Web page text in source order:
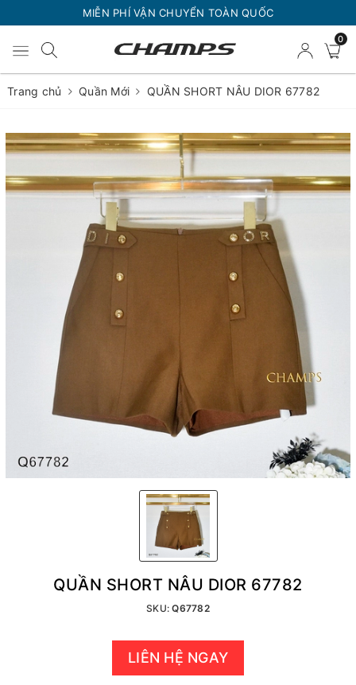
MIỄN PHÍ VẬN CHUYỂN TOÀN QUỐC
0
Trang chủ Quần Mới QUẦN SHORT NÂU DIOR 67782
QUẦN SHORT NÂU DIOR 67782
SKU:Q67782
LIÊN HỆ NGAY